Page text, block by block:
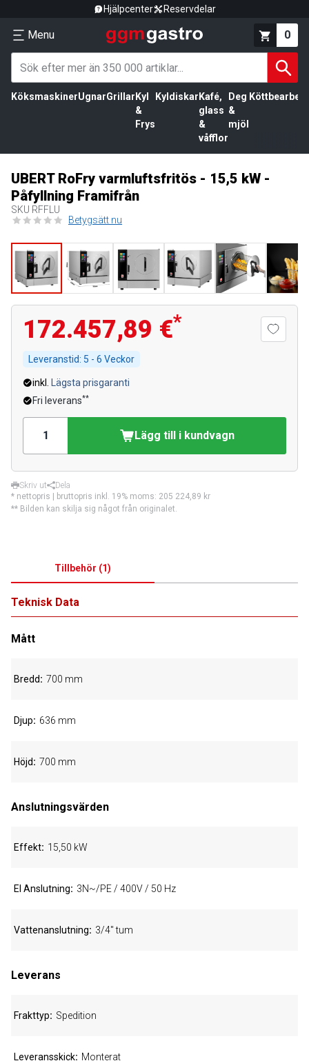
Hjälpcenter Reservdelar
Menu 0
KöksmaskinerUgnarGrillar Kyl
&
Frys
Kyldiskar Kafé,
glass
&
våfflor
Deg
&
mjöl
UBERT RoFry varmluftsfritös - 15,5 kW -
Påfyllning Framifrån
SKU RFFLU
Betygsätt nu
172.457,89 €*
Leveranstid: 5 - 6 Veckor
inkl.
Lägsta prisgaranti
Fri leverans**
Lägg till i kundvagn
Skriv ut
Dela
* nettopris | bruttopris inkl. 19% moms: 205 224,89 kr
** Bilden kan skilja sig något från originalet.
Tillbehör (1)
Teknisk Data
Mått
Bredd 700 mm
Djup 636 mm
Höjd 700 mm
Anslutningsvärden
Effekt 15,50 kW
El Anslutning 3N~/PE / 400V / 50 Hz
Vattenanslutning 3/4" tum
Leverans
Frakttyp Spedition
Leveransskick Monterat